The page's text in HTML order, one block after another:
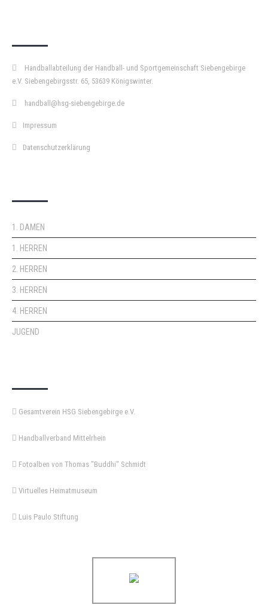
Handballabteilung der Handball- und Sportgemeinschaft Siebengebirge
e.V. Siebengebirgsstr. 65, 53639 Königswinter.
handball@hsg-siebengebirge.de
Impressum
Datenschutzerklärung
1. DAMEN
1. HERREN
2. HERREN
3. HERREN
4. HERREN
JUGEND
Gesamtverein HSG Siebengebirge e.V.
Handballverband Mittelrhein
Fotoalben von Thomas "Buddhi" Schmidt
Virtuelles Heimatmuseum
Luis Paulo Stiftung